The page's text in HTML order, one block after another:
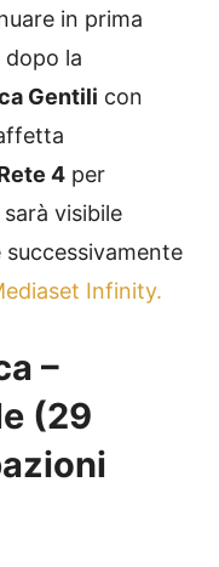
in prima
dopo la
Gentili con
4 per
sarà visibile
Infinity.
–
(29